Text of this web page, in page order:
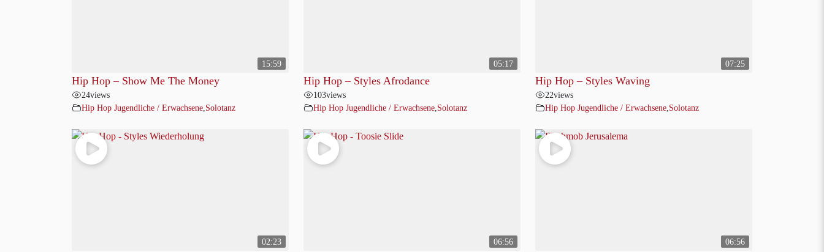
15:59
Hip Hop – Show Me The Money
24views
Hip Hop Jugendliche / Erwachsene Solotanz
05:17
Hip Hop – Styles Afrodance
103views
Hip Hop Jugendliche / Erwachsene, Solotanz
07:25
Hip Hop – Styles Waving
22views
Hip Hop Jugendliche / Erwachsene, Solotanz
02:23 06:56 06:56